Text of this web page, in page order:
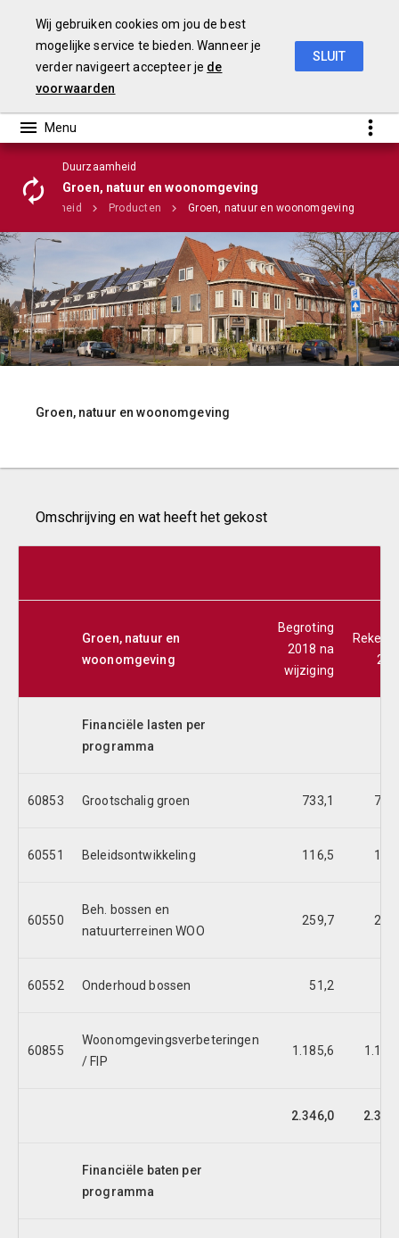
Infographic
Duurzaamheid
Groen, natuur en woonomgeving
Duurzaamheid Producten Groen, natuur en woonomgeving
Groen, natuur en woonomgeving
Omschrijving en wat heeft het gekost
Groen, natuur en
woonomgeving
Begroting
2018 na
wijziging
Financiële lasten per
programma
60853 Grootschalig groen 733,1
60551 Beleidsontwikkeling 116,5
60550
Beh. bossen en
natuurterreinen WOO
259,7
60552 Onderhoud bossen 51,2
60855
Woonomgevingsverbeteringen
/ FIP
1.185,6
2.346,0
Financiële baten per
programma
Wij gebruiken cookies om jou de best
mogelijke service te bieden. Wanneer je
verder navigeert accepteer je de
voorwaarden
SLUIT